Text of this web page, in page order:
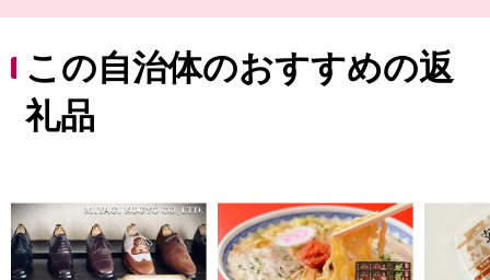
体育館）」などの地域文化を大切にしながら、市民の安
全な暮し、ライフサイクルに応じた安心な暮し、そして
うるおいのある暮しを目指して、みなさんが住んでいて
良かったと思うまちづくりを進めています。
この自治体のおすすめの返
礼品